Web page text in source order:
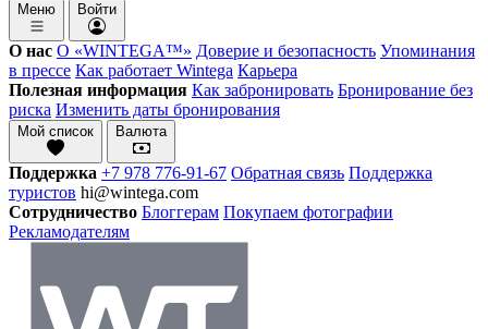
Меню Войти
О нас О «WINTEGA™» Доверие и безопасность Упоминания
в прессе Как работает Wintega Карьера
Полезная информация Как забронировать Бронирование без
риска Изменить даты бронирования
Мой список Валюта
Поддержка +7 978 776-91-67 Обратная связь Поддержка
туристов hi@wintega.com
Сотрудничество Блоггерам Покупаем фотографии
Рекламодателям